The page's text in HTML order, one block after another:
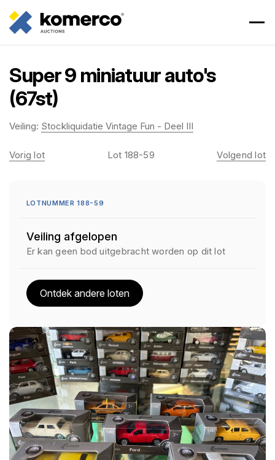
Super 9 miniatuur auto's
(67st)
Veiling: Stockliquidatie Vintage Fun - Deel III
Vorig lot Lot 188-59 Volgend lot
LOTNUMMER 188-59
Veiling afgelopen
Er kan geen bod uitgebracht worden op dit lot
Ontdek andere loten